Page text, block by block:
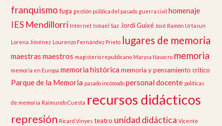
franquismo fuga gestión pública del pasado guerra civil homenaje
IES Mendillorri Internet Ismael Saz Jordi Guixé José Ramón Urtasun
Lorena Jiménez Lourenzo Fernández Prieto lugares de memoria
maestras maestros magisterio republicano Marysa Navarro memoria
memoria en Europa memoria histórica memoria y pensamiento crítico
Parque de la Memoria pasado incómodo personal docente políticas
de memoria Raimundo Cuesta recursos didácticos
represión Ricard Vinyes teatro unidad didáctica Vicente